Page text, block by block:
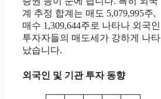
계 추정 합계는 매도 5,079,995주,
매수 1,309,644주로 나타나 외국인
투자자들의 매도세가 강하게 나타
났습니다.
외국인 및 기관 투자 동향